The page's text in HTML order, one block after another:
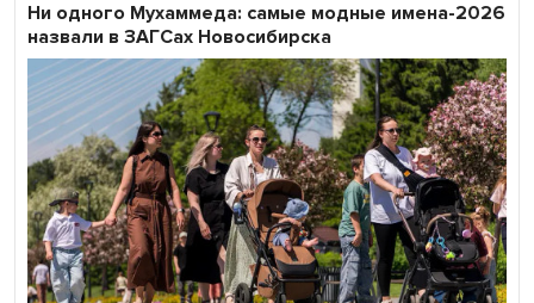
Ни одного Мухаммеда: самые модные имена-2026
назвали в ЗАГСах Новосибирска